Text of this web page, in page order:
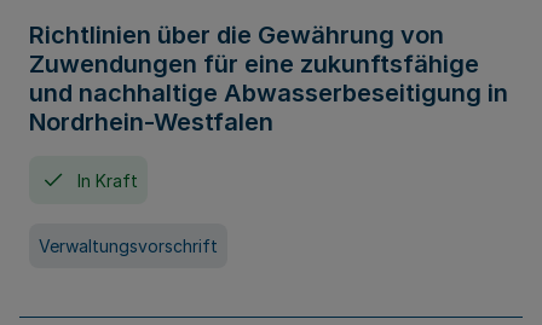
Richtlinien über die Gewährung von
Zuwendungen für eine zukunftsfähige
und nachhaltige Abwasserbeseitigung in
Nordrhein-Westfalen
In Kraft
Verwaltungsvorschrift